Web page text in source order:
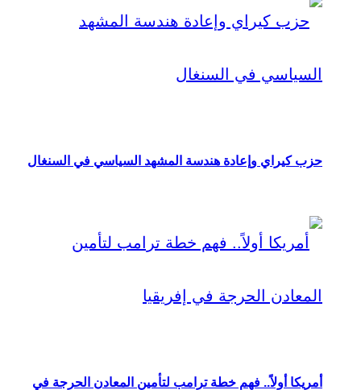
حزب كيراي وإعادة هندسة المشهد السياسي في السنغال
أمريكا أولاً.. فهم خطة ترامب لتأمين المعادن الحرجة في